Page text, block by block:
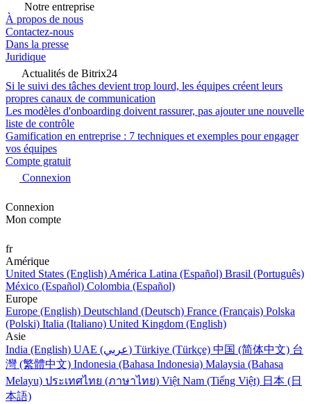
Notre entreprise
À propos de nous
Contactez-nous
Dans la presse
Juridique
Actualités de Bitrix24
Si le suivi des tâches devient trop lourd, les équipes créent leurs
propres canaux de communication
Les modèles d'onboarding doivent rassurer, pas ajouter une nouvelle
liste de contrôle
Gamification en entreprise : 7 techniques et exemples pour engager
vos équipes
Compte gratuit
Connexion
Connexion
Mon compte
fr
Amérique
United States (English) América Latina (Español) Brasil (Português)
México (Español) Colombia (Español)
Europe
Europe (English) Deutschland (Deutsch) France (Français) Polska
(Polski) Italia (Italiano) United Kingdom (English)
Asie
India (English)
UAE (عربي) Türkiye (Türkçe) 中国 (简体中文) 台
灣 (繁體中文) Indonesia (Bahasa Indonesia) Malaysia (Bahasa
Melayu) ประเทศไทย (ภาษาไทย) Việt Nam (Tiếng Việt) 日本 (日
本語)